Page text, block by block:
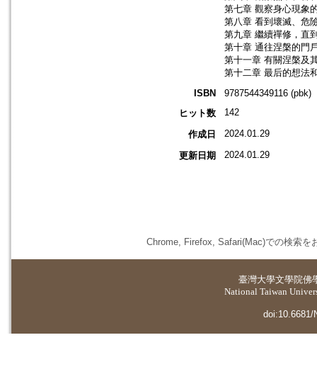
第七章 觀察身心現象
第八章 看到壞滅、危
第九章 繼續禪修，直
第十章 通往涅槃的門
第十一章 有關涅槃及
第十二章 最后的想法
ISBN
9787544349116 (pbk)
ヒット数
142
作成日 2024.01.29
更新日期 2024.01.29
Chrome, Firefox, Safari(Mac)での検索を
臺灣大學文學院佛
National Taiwan
doi:10.6681/